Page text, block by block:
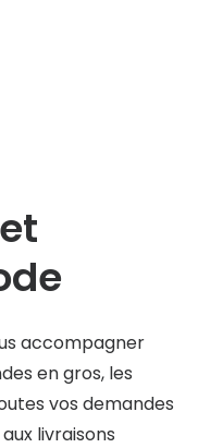
accompagner
en gros, les
vos demandes
livraisons